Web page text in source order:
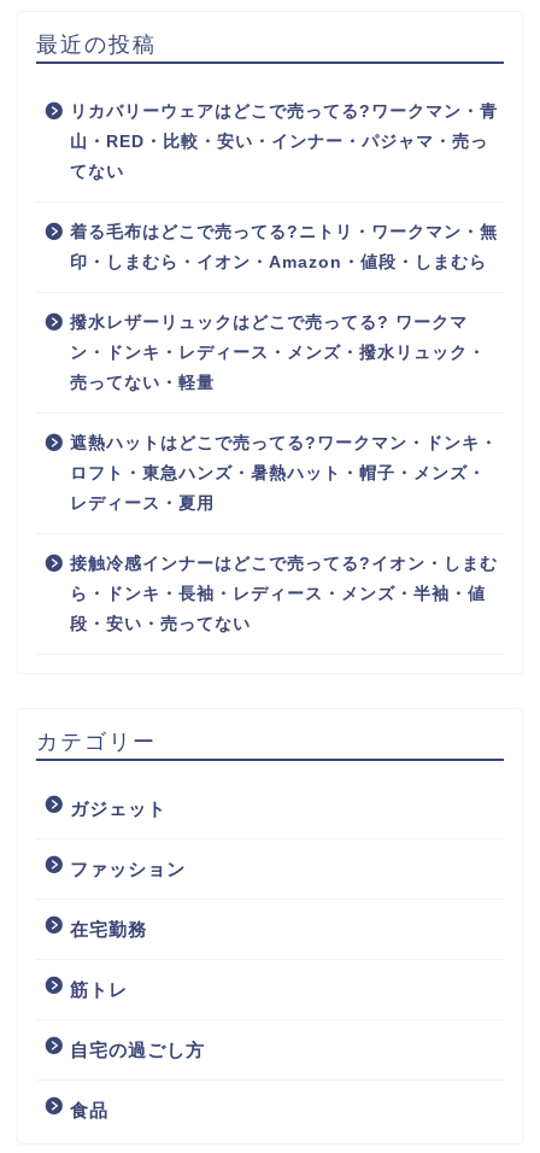
最近の投稿
リカバリーウェアはどこで売ってる?ワークマン・青
山・RED・比較・安い・インナー・パジャマ・売っ
てない
着る毛布はどこで売ってる?ニトリ・ワークマン・無
印・しまむら・イオン・Amazon・値段・しまむら
撥水レザーリュックはどこで売ってる? ワークマ
ン・ドンキ・レディース・メンズ・撥水リュック・
売ってない・軽量
遮熱ハットはどこで売ってる?ワークマン・ドンキ・
ロフト・東急ハンズ・暑熱ハット・帽子・メンズ・
レディース・夏用
接触冷感インナーはどこで売ってる?イオン・しまむ
ら・ドンキ・長袖・レディース・メンズ・半袖・値
段・安い・売ってない
カテゴリー
ガジェット
ファッション
在宅勤務
筋トレ
自宅の過ごし方
食品